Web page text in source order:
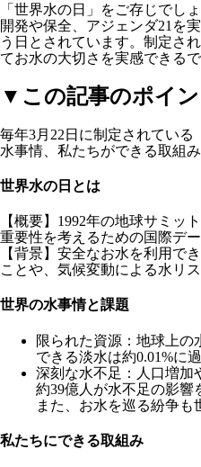
「世界水の日」をご存じでし
開発や保全、アジェンダ21を
う日とされています。制定さ
てお水の大切さを実感できるで
▼この記事のポイン
毎年3月22日に制定されてい
水事情、私たちができる取組
世界水の日とは
【概要】1992年の地球サミッ
重要性を考えるための国際デー
【背景】安全なお水を利用で
ことや、気候変動による水リ
世界の水事情と課題
限られた資源 ：地球上
できる淡水は約0.01%に
深刻な水不足 ：人口増
約39億人が水不足の影響
また、お水を巡る紛争も
私たちにできる取組み